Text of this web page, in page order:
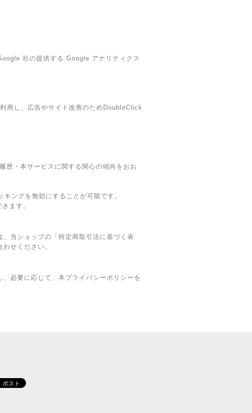
社の提供する Google アナリティクス
用し、広告やサイト改善のためDoubleClick
・本サービスに関する関心の傾向をおお
ングを無効にすることが可能です。
ます。
当ショップの「特定商取引法に基づく表
せください。
必要に応じて、本プライバシーポリシーを